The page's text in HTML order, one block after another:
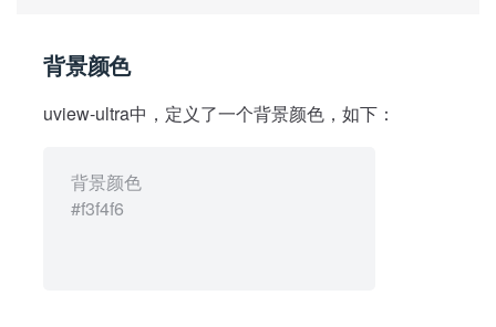
背景颜色
uview-ultra中，定义了一个背景颜色，如下：
背景颜色
#f3f4f6